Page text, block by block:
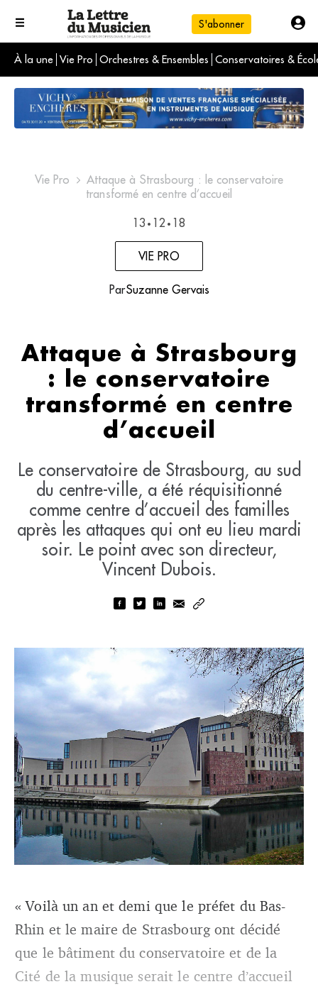
S'abonner
À la une Vie Pro Orchestres & Ensembles Conservatoires &
L'info du jour
Le numéro du mois
International
Vie Pro
Attaque à Strasbourg : le conservatoire
transformé en centre d’accueil
13 • 12 • 18
VIE PRO
ParSuzanne Gervais
Attaque à Strasbourg
: le conservatoire
transformé en centre
d’accueil
Le conservatoire de Strasbourg, au sud
du centre-ville, a été réquisitionné
comme centre d’accueil des familles
après les attaques qui ont eu lieu mardi
soir. Le point avec son directeur,
Vincent Dubois.
Le conservatoire de Strasbourg (DR).
« Voilà un an et demi que le préfet du Bas-
Rhin et le maire de Strasbourg ont décidé
que le bâtiment du conservatoire et de la
Cité de la musique serait le centre d’accueil